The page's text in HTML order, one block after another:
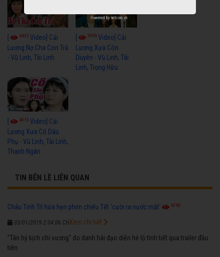
4432 Video] Cải
Lương Nợ Cha Con Trả
- Vũ Linh, Tài Linh
3599Video] Cải
Lương Xưa Còn
Duyên - Vũ Linh, Tài
Linh, Trọng Hữu
[ 4015 Video] Cải
Lương Xưa Cô Dâu
Phụ - Vũ Linh, Tài Linh,
Thanh Ngân
TIN BÊN LỀ LIÊN QUAN
Châu Tinh Trì hứa hẹn phim chiếu Tết 'cười ra nước mắt' 6765
03/01/2019 2:04:06 CH
"Tân hỷ kịch chi vương" do danh hài đạo diễn hé lộ tình tiết qua trailer đầu
tiên.
Xem chi tiết
Powered by netcore.vn